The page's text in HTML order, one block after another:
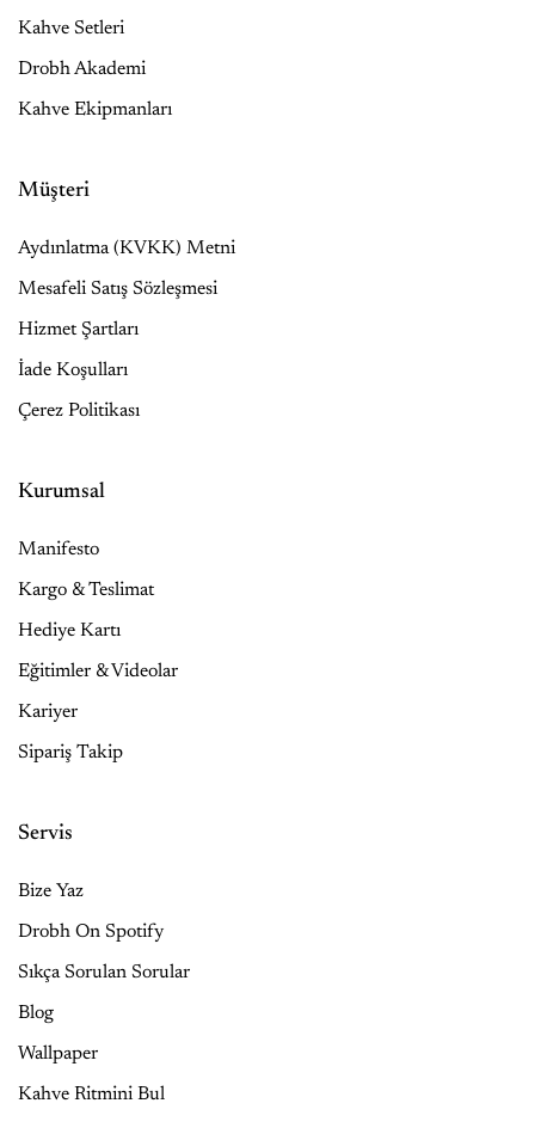
Kahve Setleri
Drobh Akademi
Kahve Ekipmanları
Müşteri
Aydınlatma (KVKK) Metni
Mesafeli Satış Sözleşmesi
Hizmet Şartları
İade Koşulları
Çerez Politikası
Kurumsal
Manifesto
Kargo & Teslimat
Hediye Kartı
Eğitimler & Videolar
Kariyer
Sipariş Takip
Servis
Bize Yaz
Drobh On Spotify
Sıkça Sorulan Sorular
Blog
Wallpaper
Kahve Ritmini Bul